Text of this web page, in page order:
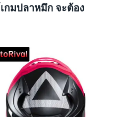
กมปลาหมึก จะต้อง